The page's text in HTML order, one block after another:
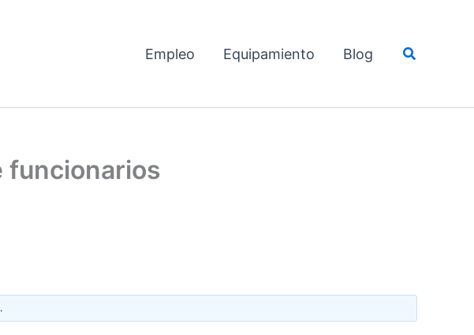
Empleo Equipamiento Blog Buscar
funcionarios
.